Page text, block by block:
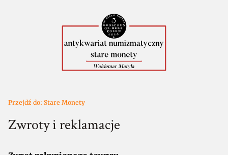
Przejdź do: Stare Monety
Zwroty i reklamacje